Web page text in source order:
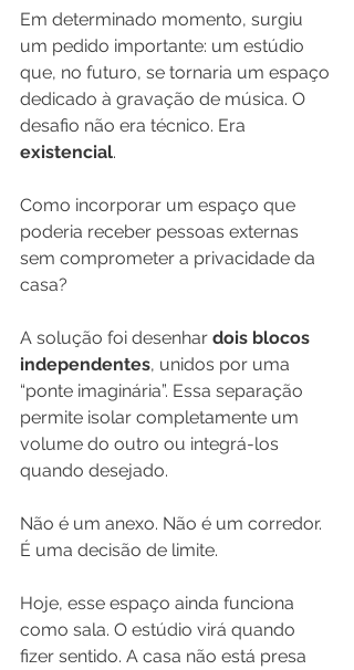
Em determinado momento, surgiu
um pedido importante: um estúdio
que, no futuro, se tornaria um espaço
dedicado à gravação de música. O
desafio não era técnico. Era
existencial.
Como incorporar um espaço que
poderia receber pessoas externas
sem comprometer a privacidade da
casa?
A solução foi desenhar dois blocos
independentes, unidos por uma
“ponte imaginária”. Essa separação
permite isolar completamente um
volume do outro ou integrá-los
quando desejado.
Não é um anexo. Não é um corredor.
É uma decisão de limite.
Hoje, esse espaço ainda funciona
como sala. O estúdio virá quando
fizer sentido. A casa não está presa